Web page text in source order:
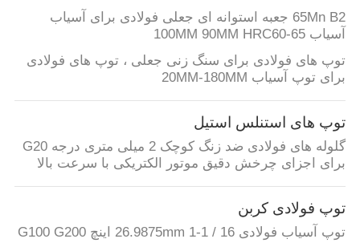
65Mn B2 جعبه استوانه ای جعلی فولادی برای آسیاب
آسیاب 100MM 90MM HRC60-65
توپ های فولادی برای سنگ زنی جعلی ، توپ های فولادی
برای توپ آسیاب 20MM-180MM
توپ های استنلس استیل
گلوله های فولادی ضد زنگ کوچک 2 میلی متری درجه G20
برای اجزای چرخش دقیق موتور الکتریکی با سرعت بالا
توپ فولادی کربن
توپ آسیاب فولادی 26.9875mm 1-1 / 16 اینچ G100 G200